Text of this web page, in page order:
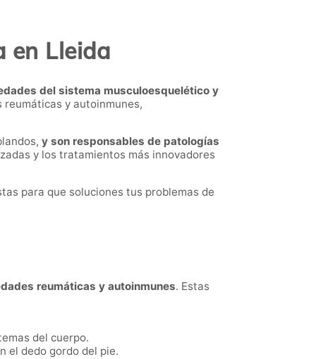
en Lleida
del sistema musculoesquelético y
reumáticas y autoinmunes,
y son responsables de patologías
y los tratamientos más innovadores
para que soluciones tus problemas de
reumáticas y autoinmunes. Estas
del cuerpo.
el dedo gordo del pie.